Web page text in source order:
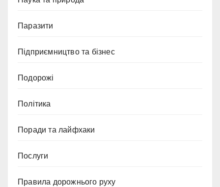
Паразити
Підприємництво та бізнес
Подорожі
Політика
Поради та лайфхаки
Послуги
Правила дорожнього руху